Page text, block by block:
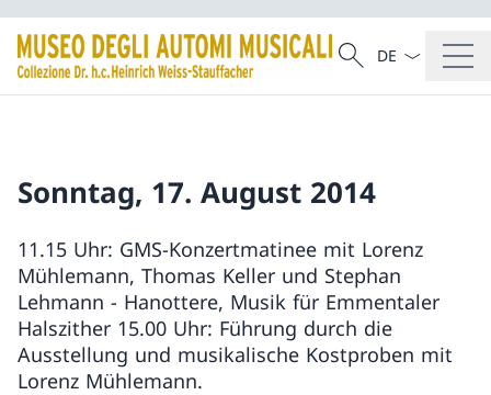
Cercare
Ricerca
Dal menu a
Sonntag, 17. August 2014
11.15 Uhr: GMS-Konzertmatinee mit Lorenz
Mühlemann, Thomas Keller und Stephan
Lehmann - Hanottere, Musik für Emmentaler
Halszither 15.00 Uhr: Führung durch die
Ausstellung und musikalische Kostproben mit
Lorenz Mühlemann.